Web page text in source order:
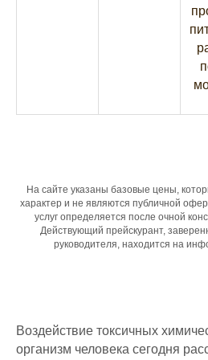
На сайте указаны базовые цены,
характер и не являются публичной
услуг определяется после очной
Действующий прейскурант,
руководителя, находится на
Воздействие токсичных
организм человека сегодня